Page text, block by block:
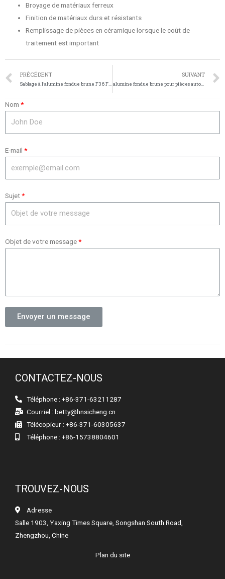
Broyage de matériaux ferreux
Finition de matériaux durs et résistants
Remplissage de pièces en céramique lorsque le coût de
traitement est important
PRÉCÉDENT
Sablage à l’alumine fondue brune F36 F46 F60 pour pièces automobiles
SUIVANT
alumine fondue brune pour pièces automobiles
Nom
E-mail
Sujet
Objet de votre message
Envoyer un message
CONTACTEZ-NOUS
Téléphone : +86-371-63211287
Courriel : betty@hnsicheng.cn
Télécopieur : +86-371-60305637
Téléphone : +86-15738804601
TROUVEZ-NOUS
Adresse
Salle 1903, Yaxing Times Square, Songshan South Road,
Zhengzhou, Chine
Plan du site